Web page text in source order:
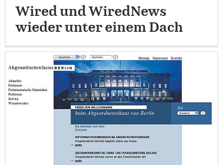
Wired und WiredNews
wieder unter einem Dach